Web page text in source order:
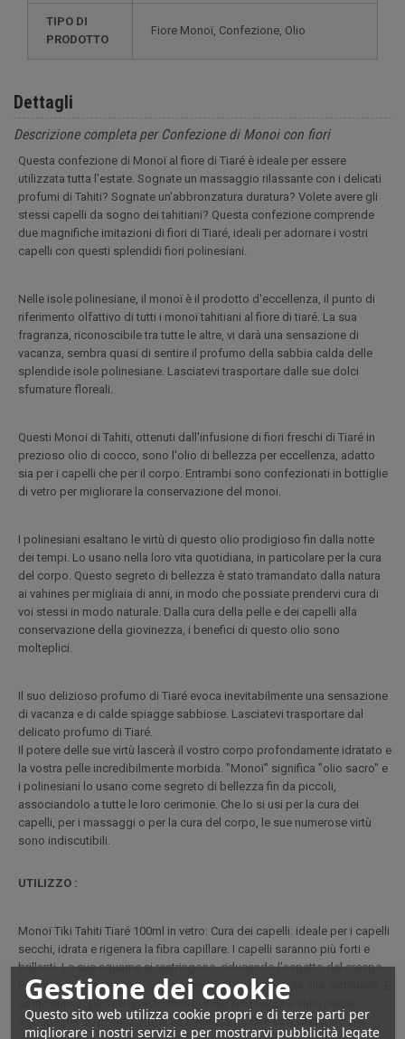
Gestione dei cookie
Questo sito web utilizza cookie propri e di terze parti per
migliorare i nostri servizi e per mostrarvi pubblicità legate
TIPO DI
PRODOTTO
Fiore Monoï, Confezione, Olio
Dettagli
Descrizione completa per Confezione di Monoi con fiori
Questa confezione di Monoï al fiore di Tiaré è ideale per essere
utilizzata tutta l'estate. Sognate un massaggio rilassante con i delicati
profumi di Tahiti? Sognate un'abbronzatura duratura? Volete avere gli
stessi capelli da sogno dei tahitiani? Questa confezione comprende
due magnifiche imitazioni di fiori di Tiaré, ideali per adornare i vostri
capelli con questi splendidi fiori polinesiani.
Nelle isole polinesiane, il monoï è il prodotto d'eccellenza, il punto di
riferimento olfattivo di tutti i monoï tahitiani al fiore di tiaré. La sua
fragranza, riconoscibile tra tutte le altre, vi darà una sensazione di
vacanza, sembra quasi di sentire il profumo della sabbia calda delle
splendide isole polinesiane. Lasciatevi trasportare dalle sue dolci
sfumature floreali.
Questi Monoi di Tahiti, ottenuti dall'infusione di fiori freschi di Tiaré in
prezioso olio di cocco, sono l'olio di bellezza per eccellenza, adatto
sia per i capelli che per il corpo. Entrambi sono confezionati in bottiglie
di vetro per migliorare la conservazione del monoi.
I polinesiani esaltano le virtù di questo olio prodigioso fin dalla notte
dei tempi. Lo usano nella loro vita quotidiana, in particolare per la cura
del corpo. Questo segreto di bellezza è stato tramandato dalla natura
ai vahines per migliaia di anni, in modo che possiate prendervi cura di
voi stessi in modo naturale. Dalla cura della pelle e dei capelli alla
conservazione della giovinezza, i benefici di questo olio sono
molteplici.
Il suo delizioso profumo di Tiaré evoca inevitabilmente una sensazione
di vacanza e di calde spiagge sabbiose. Lasciatevi trasportare dal
delicato profumo di Tiaré.
Il potere delle sue virtù lascerà il vostro corpo profondamente idratato e
la vostra pelle incredibilmente morbida. "Monoï" significa "olio sacro" e
i polinesiani lo usano come segreto di bellezza fin da piccoli,
associandolo a tutte le loro cerimonie. Che lo si usi per la cura dei
capelli, per i massaggi o per la cura del corpo, le sue numerose virtù
sono indiscutibili.
UTILIZZO :
Monoï Tiki Tahiti Tiaré 100ml in vetro: Cura dei capelli: ideale per i capelli
secchi, idrata e rigenera la fibra capillare. I capelli saranno più forti e
brillanti. Le sue squame si restringono, riducendo l'aspetto del crespo.
Per i capelli danneggiati, se ne consiglia l'uso una volta alla settimana. È
sufficiente applicare questo monoi sulle lunghezze e sulle punte
asciutte per 30 minuti - 2 ore. Se necessario, fare uno shampoo per